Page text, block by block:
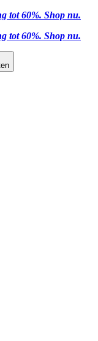
tot 60%. Shop nu.
tot 60%. Shop nu.